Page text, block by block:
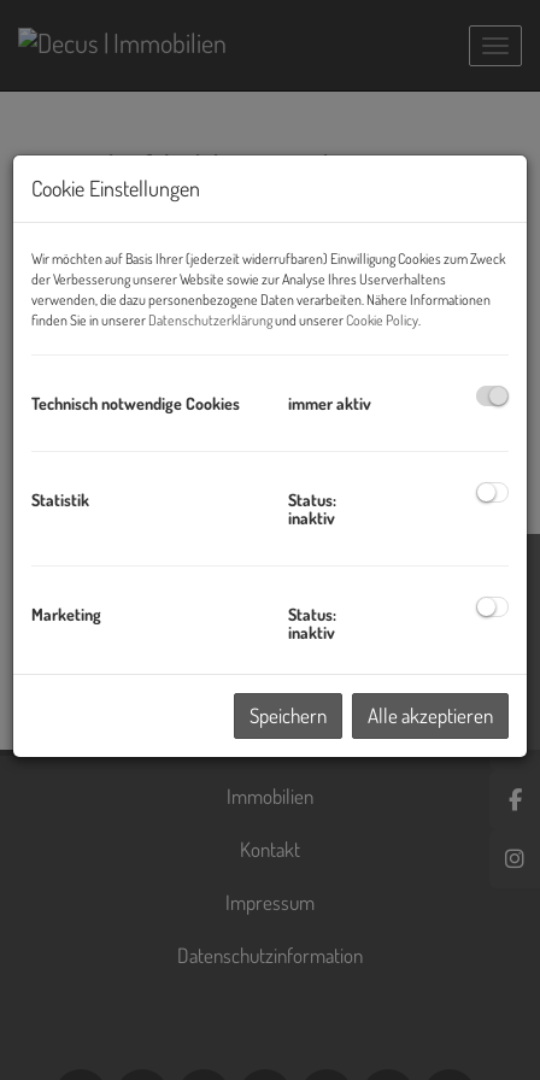
Wirtschaftlichkeitsrechnung
Wirtschaftlichkeitsrechnung – Lohnt sich
Ihre Investition?
Wir analysieren die Rentabilität von Immobilienprojekten und
Rendite
Sie erhalten eine unabhängige, fundierte Bewertung, bevor Sie
+43 664 154 33 20
Immobilien
Kontakt
Impressum
Datenschutzinformation
Cookie Einstellungen
Wir möchten auf Basis Ihrer (jederzeit widerrufbaren) Einwilligung Cookies zum Zweck
der Verbesserung unserer Website sowie zur Analyse Ihres Userverhaltens
verwenden, die dazu personenbezogene Daten verarbeiten. Nähere Informationen
finden Sie in unserer Datenschutzerklärungund unsererCookie Policy.
Technisch notwendige Cookies immer aktiv
Statistik
Status:
inaktiv
Marketing
Status:
inaktiv
Speichern Alle akzeptieren